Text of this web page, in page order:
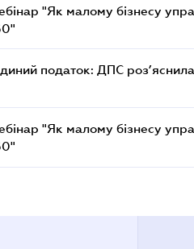
"Як малому бізнесу
податок: ДПС
"Як малому бізнесу